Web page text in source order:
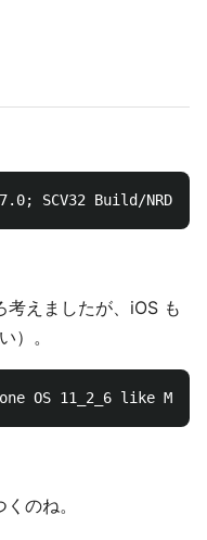
えましたが、iOS も
）。
のね。